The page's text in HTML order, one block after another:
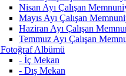
Nisan Ayı Çalışan
Mayıs Ayı Çalışan
Haziran Ayı Çalışan
Temmuz Ayı Çalışan
Albümü
- İç Mekan
- Dış Mekan